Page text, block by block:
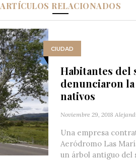
ARTÍCULOS RELACIONADOS
CIUDAD
Habitantes del
denunciaron
nativos
Noviembre 29, 2018
Una empresa
Aeródromo Las
un árbol antiguo del